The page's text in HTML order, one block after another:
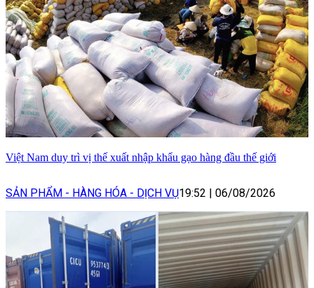
Việt Nam duy trì vị thế xuất nhập khẩu gạo hàng đầu thế giới
SẢN PHẨM - HÀNG HÓA - DỊCH VỤ19:52 06/08/2026